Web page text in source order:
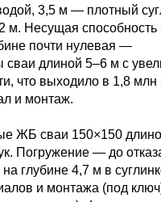
3,5 м — плотный
м. Несущая способность
почти нулевая —
сваи длиной 5–6 м с
что выходило в 1,8 млн
и монтаж.
ЖБ сваи 150×150
Погружение — до
на глубине 4,7 м в
и монтажа (под